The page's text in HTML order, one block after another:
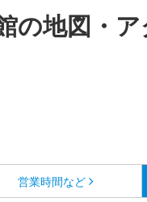
の地図・ア
営業時間など